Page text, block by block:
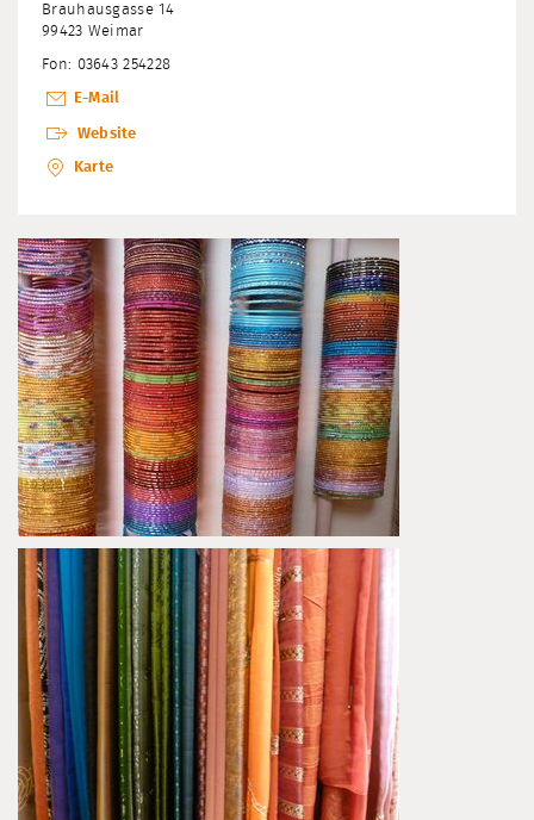
Brauhausgasse 14
99423 Weimar
Fon: 03643 254228
E-Mail
Website
Karte